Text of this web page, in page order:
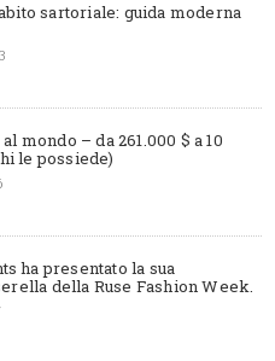
sartoriale: guida moderna
mondo – da 261.000 $ a 10
le possiede)
ha presentato la sua
della Ruse Fashion Week.